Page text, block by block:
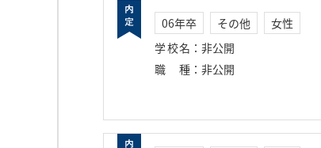
06年卒 その他
女性
学校名 ： 非公開
職種 ： 非公開